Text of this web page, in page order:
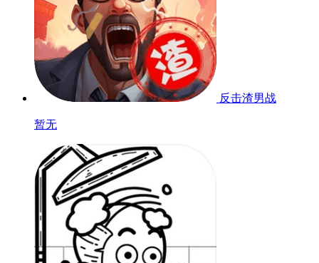
反击渣男战
暂无